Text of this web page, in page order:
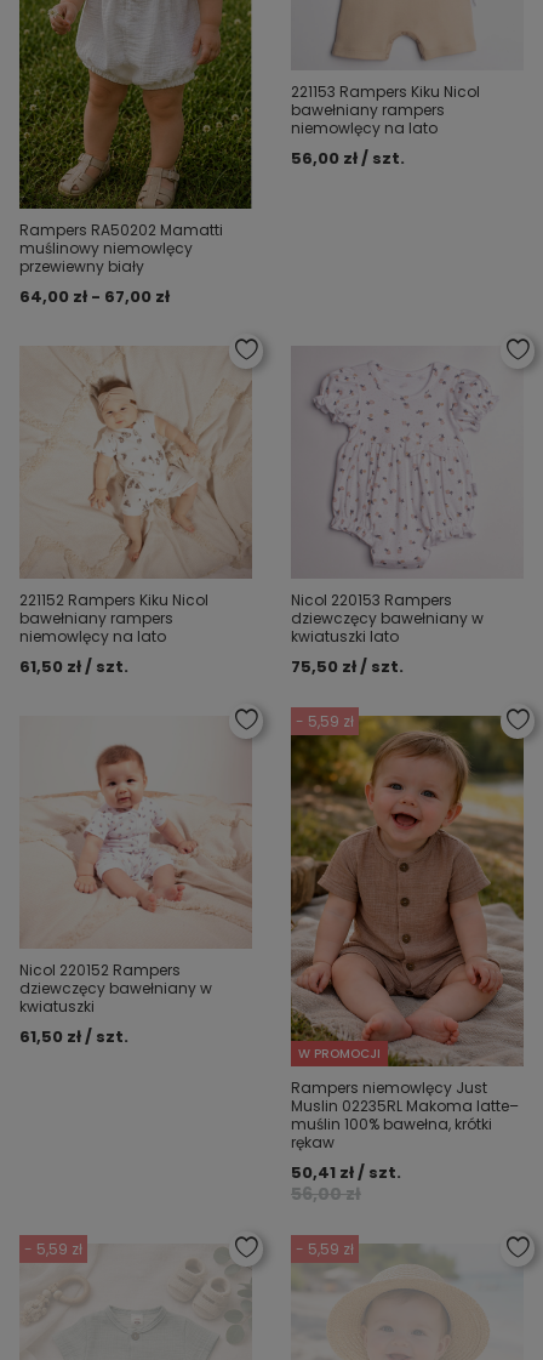
Rampers RA50202 Mamatti
muślinowy niemowlęcy
przewiewny biały
64,00 zł - 67,00 zł
221153 Rampers Kiku Nicol
bawełniany rampers
niemowlęcy na lato
56,00 zł / szt.
221152 Rampers Kiku Nicol
bawełniany rampers
niemowlęcy na lato
61,50 zł / szt.
Nicol 220153 Rampers
dziewczęcy bawełniany w
kwiatuszki lato
75,50 zł / szt.
Nicol 220152 Rampers
dziewczęcy bawełniany w
kwiatuszki
61,50 zł / szt.
- 5,59 zł
W PROMOCJI
Rampers niemowlęcy Just
Muslin 02235RL Makoma latte–
muślin 100% bawełna, krótki
rękaw
56,00 zł
50,41 zł / szt.
- 5,59 zł - 5,59 zł